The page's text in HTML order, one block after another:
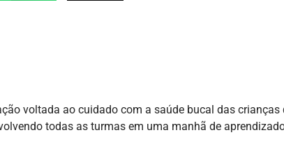
voltada ao cuidado com a saúde bucal das crianças
todas as turmas em uma manhã de